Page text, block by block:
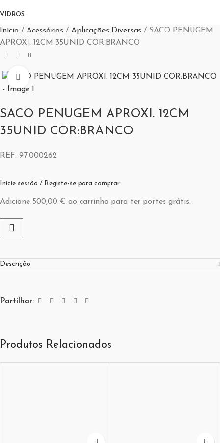
VIDROS
Início Acessórios Aplicações Diversas
SACO PENUGEM
APROXI. 12CM 35UNID COR:BRANCO
Aumentar Imagem
SACO PENUGEM APROXI. 12CM
35UNID COR:BRANCO
REF: 97.000262
Inicie sessão / Registe-se para comprar
Adicione 500,00 € ao carrinho para ter portes grátis.
Descrição
Partilhar:
Produtos Relacionados